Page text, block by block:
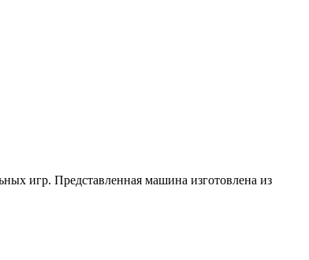
игр. Представленная машина изготовлена из